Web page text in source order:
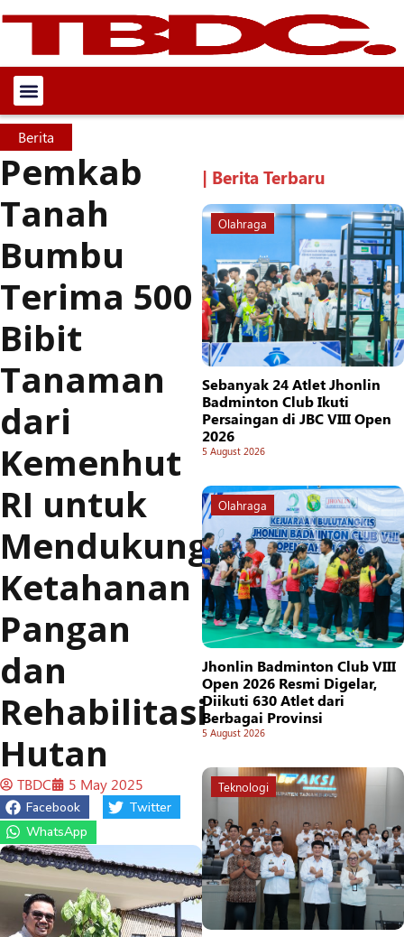
Berita
Pemkab
Tanah
Bumbu
Terima 500
Bibit
Tanaman
dari
Kemenhut
RI untuk
Mendukung
Ketahanan
Pangan
dan
Rehabilitasi
Hutan
TBDC 5 May 2025
Facebook
Twitter
WhatsApp
| Berita Terbaru
Olahraga
Sebanyak 24 Atlet Jhonlin
Badminton Club Ikuti
Persaingan di JBC VIII Open
2026
5 August 2026
Olahraga
Jhonlin Badminton Club VIII
Open 2026 Resmi Digelar,
Diikuti 630 Atlet dari
Berbagai Provinsi
5 August 2026
Teknologi